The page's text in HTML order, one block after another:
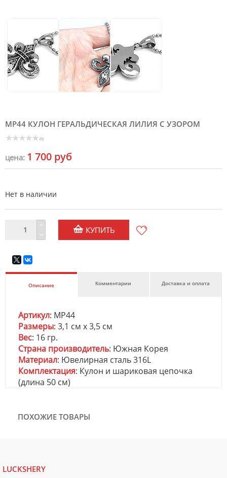
MP44 КУЛОН ГЕРАЛЬДИЧЕСКАЯ ЛИЛИЯ С УЗОРОМ
(0)
цена: 1 700 руб
Нет в наличии
КУПИТЬ
Описание Комментарии Доставка и оплата
Артикул: MP44
Размеры: 3,1 см x 3,5 см
Вес: 16 гр.
Страна производитель: Южная Корея
Материал: Ювелирная сталь 316L
Комплектация: Кулон и шариковая цепочка
(длина 50 см)
ПОХОЖИЕ ТОВАРЫ
LUCKSHERY